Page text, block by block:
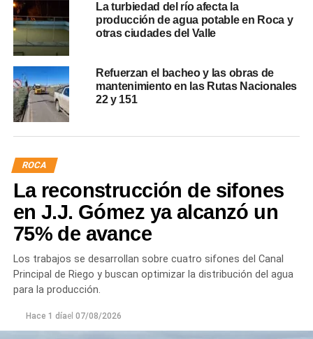
La turbiedad del río afecta la
producción de agua potable en Roca y
otras ciudades del Valle
Refuerzan el bacheo y las obras de
mantenimiento en las Rutas Nacionales
22 y 151
ROCA
La reconstrucción de sifones
en J.J. Gómez ya alcanzó un
75% de avance
Los trabajos se desarrollan sobre cuatro sifones del Canal
Principal de Riego y buscan optimizar la distribución del agua
para la producción.
Hace 1 díael 07/08/2026